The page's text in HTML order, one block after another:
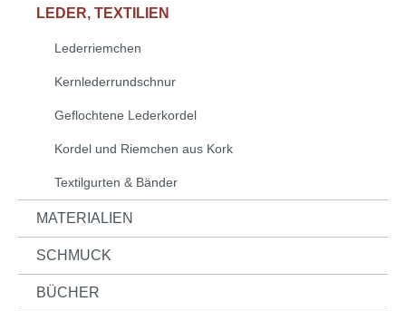
LEDER, TEXTILIEN
Lederriemchen
Kernlederrundschnur
Geflochtene Lederkordel
Kordel und Riemchen aus Kork
Textilgurten & Bänder
MATERIALIEN
SCHMUCK
BÜCHER